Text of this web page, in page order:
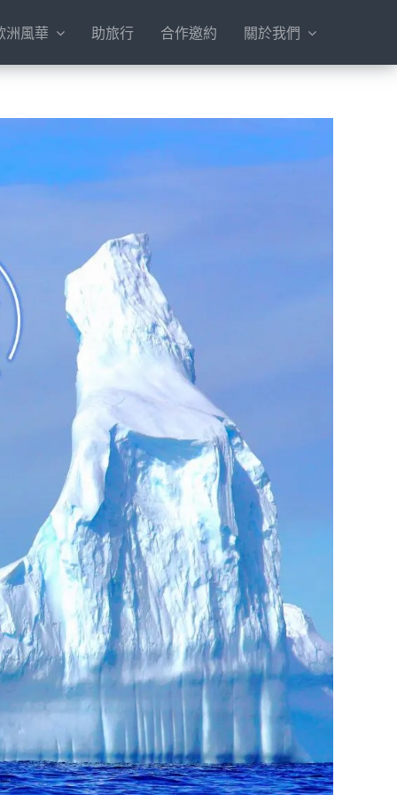
洲風華 助旅行 合作邀約 關於我們